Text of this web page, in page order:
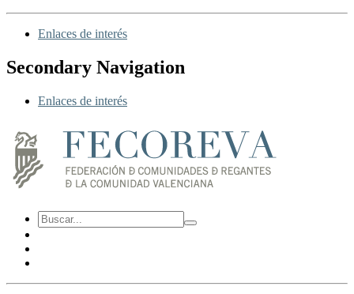
Enlaces de interés
Secondary Navigation
Enlaces de interés